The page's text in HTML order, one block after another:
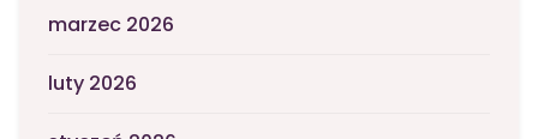
marzec 2026
luty 2026